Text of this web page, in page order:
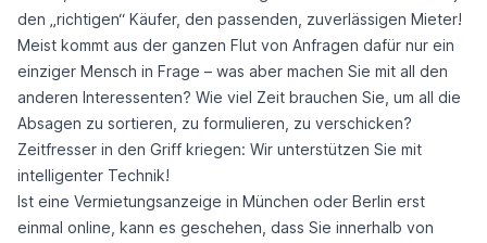
den „richtigen“ Käufer, den passenden, zuverlässigen Mieter!
Meist kommt aus der ganzen Flut von Anfragen dafür nur ein
einziger Mensch in Frage – was aber machen Sie mit all den
anderen Interessenten? Wie viel Zeit brauchen Sie, um all die
Absagen zu sortieren, zu formulieren, zu verschicken?
Zeitfresser in den Griff kriegen: Wir unterstützen Sie mit
intelligenter Technik!
Ist eine Vermietungsanzeige in München oder Berlin erst
einmal online, kann es geschehen, dass Sie innerhalb von